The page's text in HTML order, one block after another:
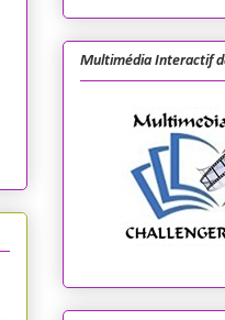
Multimédia Interactif